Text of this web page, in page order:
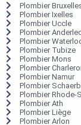
Plombier
Plombier Ixelles
Plombier Uccle
Plombier
Plombier
Plombier Tubize
Plombier Mons
Plombier
Plombier Namur
Plombier
Plombier Rhode-
Plombier Ath
Plombier Liège
Plombier Arlon